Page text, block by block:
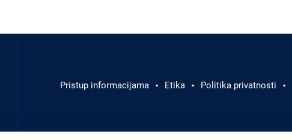
podnožjuPristup informacijama Etika Politika privatnosti